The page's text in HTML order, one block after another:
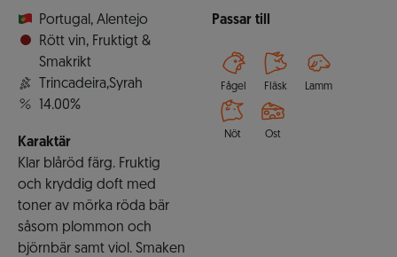
Portugal , Alentejo
Rött vin, Fruktigt &
Smakrikt
Trincadeira,Syrah
14.00%
Karaktär
Klar blåröd färg. Fruktig
och kryddig doft med
toner av mörka röda bär
såsom plommon och
björnbär samt viol. Smaken
Passar till
Fågel Fläsk Lamm
Nöt Ost